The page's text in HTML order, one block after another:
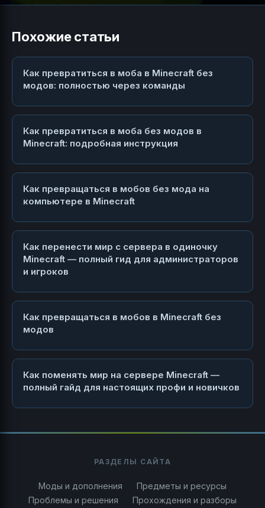
Похожие статьи
Как превратиться в моба в Minecraft без
модов: полностью через команды
Как превратиться в моба без модов в
Minecraft: подробная инструкция
Как превращаться в мобов без мода на
компьютере в Minecraft
Как перенести мир с сервера в одиночку
Minecraft — полный гид для администраторов
и игроков
Как превращаться в мобов в Minecraft без
модов
Как поменять мир на сервере Minecraft —
полный гайд для настоящих профи и новичков
РАЗДЕЛЫ САЙТА
Моды и дополнения
Предметы и ресурсы
Проблемы и решения
Прохождения и разборы